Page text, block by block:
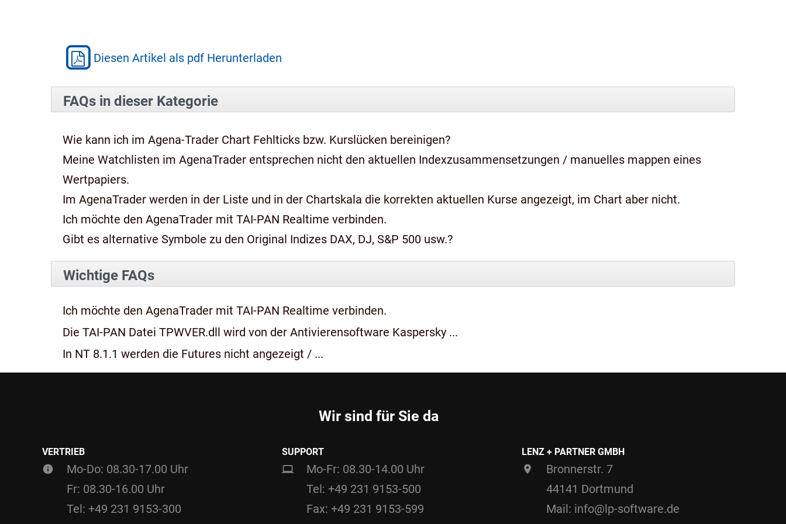
Diesen Artikel als pdf Herunterladen
FAQs in dieser Kategorie
Wie kann ich im Agena-Trader Chart Fehlticks bzw. Kurslücken bereinigen?
Meine Watchlisten im AgenaTrader entsprechen nicht den aktuellen Indexzusammensetzungen / manuelles mappen eines
Wertpapiers.
Im AgenaTrader werden in der Liste und in der Chartskala die korrekten aktuellen Kurse angezeigt, im Chart aber nicht.
Ich möchte den AgenaTrader mit TAI-PAN Realtime verbinden.
Gibt es alternative Symbole zu den Original Indizes DAX, DJ, S&P 500 usw.?
Wichtige FAQs
Ich möchte den AgenaTrader mit TAI-PAN Realtime verbinden.
Die TAI-PAN Datei TPWVER.dll wird von der Antivierensoftware Kaspersky ...
In NT 8.1.1 werden die Futures nicht angezeigt / ...
Wir sind für Sie da
VERTRIEB
Mo-Do: 08.30-17.00 Uhr
Fr: 08.30-16.00 Uhr
Tel: +49 231 9153-300
SUPPORT
Mo-Fr: 08.30-14.00 Uhr
Tel: +49 231 9153-500
Fax: +49 231 9153-599
LENZ + PARTNER GMBH
Bronnerstr. 7
44141 Dortmund
Mail: info@lp-software.de